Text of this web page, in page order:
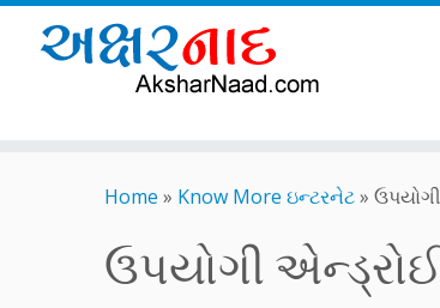
Home » Know More ઇન્ટરનેટ»
ઉપયોગી